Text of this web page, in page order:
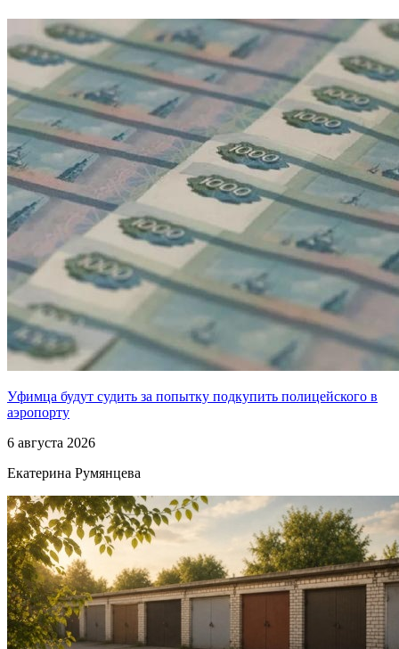
Уфимца будут судить за попытку подкупить полицейского в
аэропорту
6 августа 2026
Екатерина Румянцева